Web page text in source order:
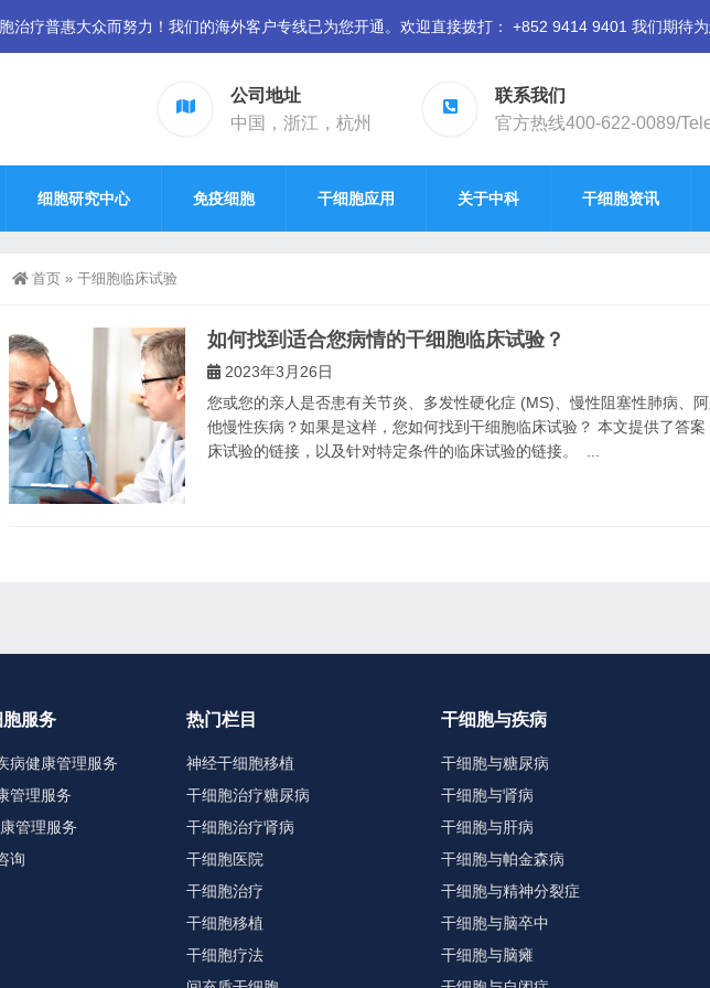
治疗普惠大众而努力！我们的海外客户专线已为您开通。欢迎直接拨打： +852 9414 9401 我们期待为
公司地址
中国，浙江，杭州
联系我们
官方热线400-622-0089/
细胞研究中心 免疫细胞 干细胞应用 关于中科 干细胞资讯
首页 » 干细胞临床试验
如何找到适合您病情的干细胞临床试验？
2023年3月26日
您或您的亲人是否患有关节炎、多发性硬化症 (MS)、慢性阻塞性肺病、
他慢性疾病？如果是这样，您如何找到干细胞临床试验？ 本文提供了答
床试验的链接，以及针对特定条件的临床试验的链接。 ...
服务
病健康管理服务
管理服务
管理服务
询
热门栏目
神经干细胞移植
干细胞治疗糖尿病
干细胞治疗肾病
干细胞医院
干细胞治疗
干细胞移植
干细胞疗法
干细胞与疾病
干细胞与糖尿病
干细胞与肾病
干细胞与肝病
干细胞与帕金森病
干细胞与精神分裂症
干细胞与脑卒中
干细胞与脑瘫